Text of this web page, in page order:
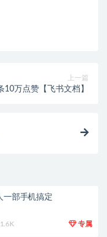
上一篇
万点赞【飞书文档】
一部手机搞定
1.6K 专属